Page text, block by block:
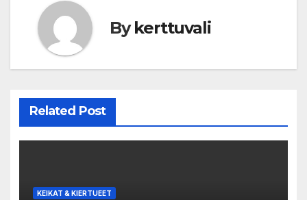
Bykerttuvali
Related Post
KEIKAT & KIERTUEET